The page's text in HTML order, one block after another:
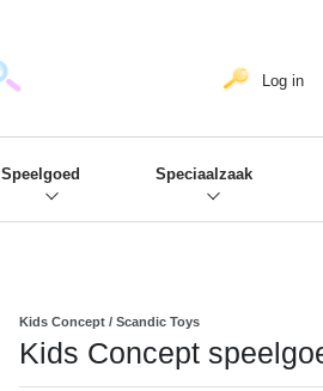
Log in
Speelgoed Speciaalzaak
Kids Concept / Scandic Toys
Kids Concept